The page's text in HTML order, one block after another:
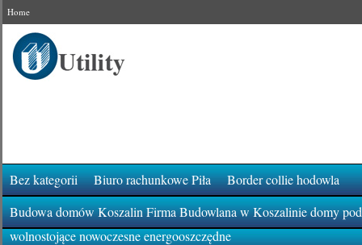
Home
Bez kategorii Biuro rachunkowe Piła
Border collie hodowla
Budowa domów Koszalin Firma Budowlana w Koszalinie domy
wolnostojące nowoczesne energooszczędne